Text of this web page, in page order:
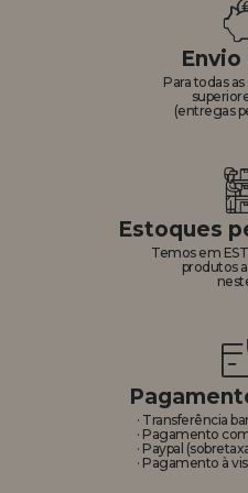
REGISTRO
Envio
Para todas
(entregas
Estoques
Temos em
produtos
· Transferência
· Pagamento
· Paypal
· Pagamento à